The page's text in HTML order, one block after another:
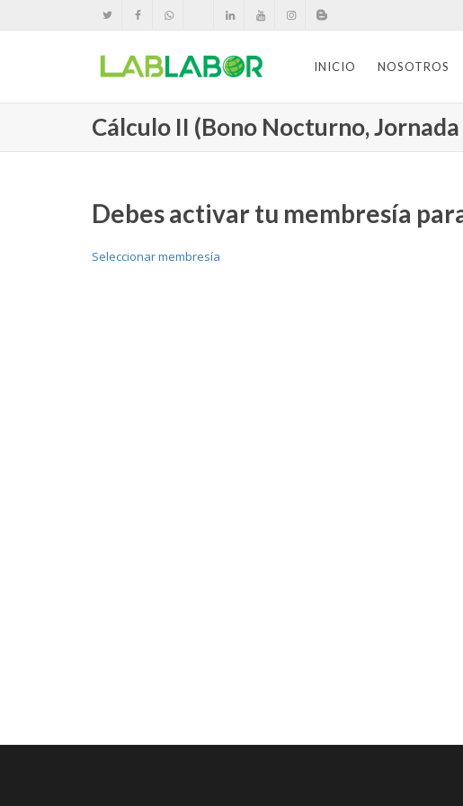
INICIO NOSOTROS
Cálculo II (Bono Nocturno,
Debes activar tu membresía
Seleccionar membresía